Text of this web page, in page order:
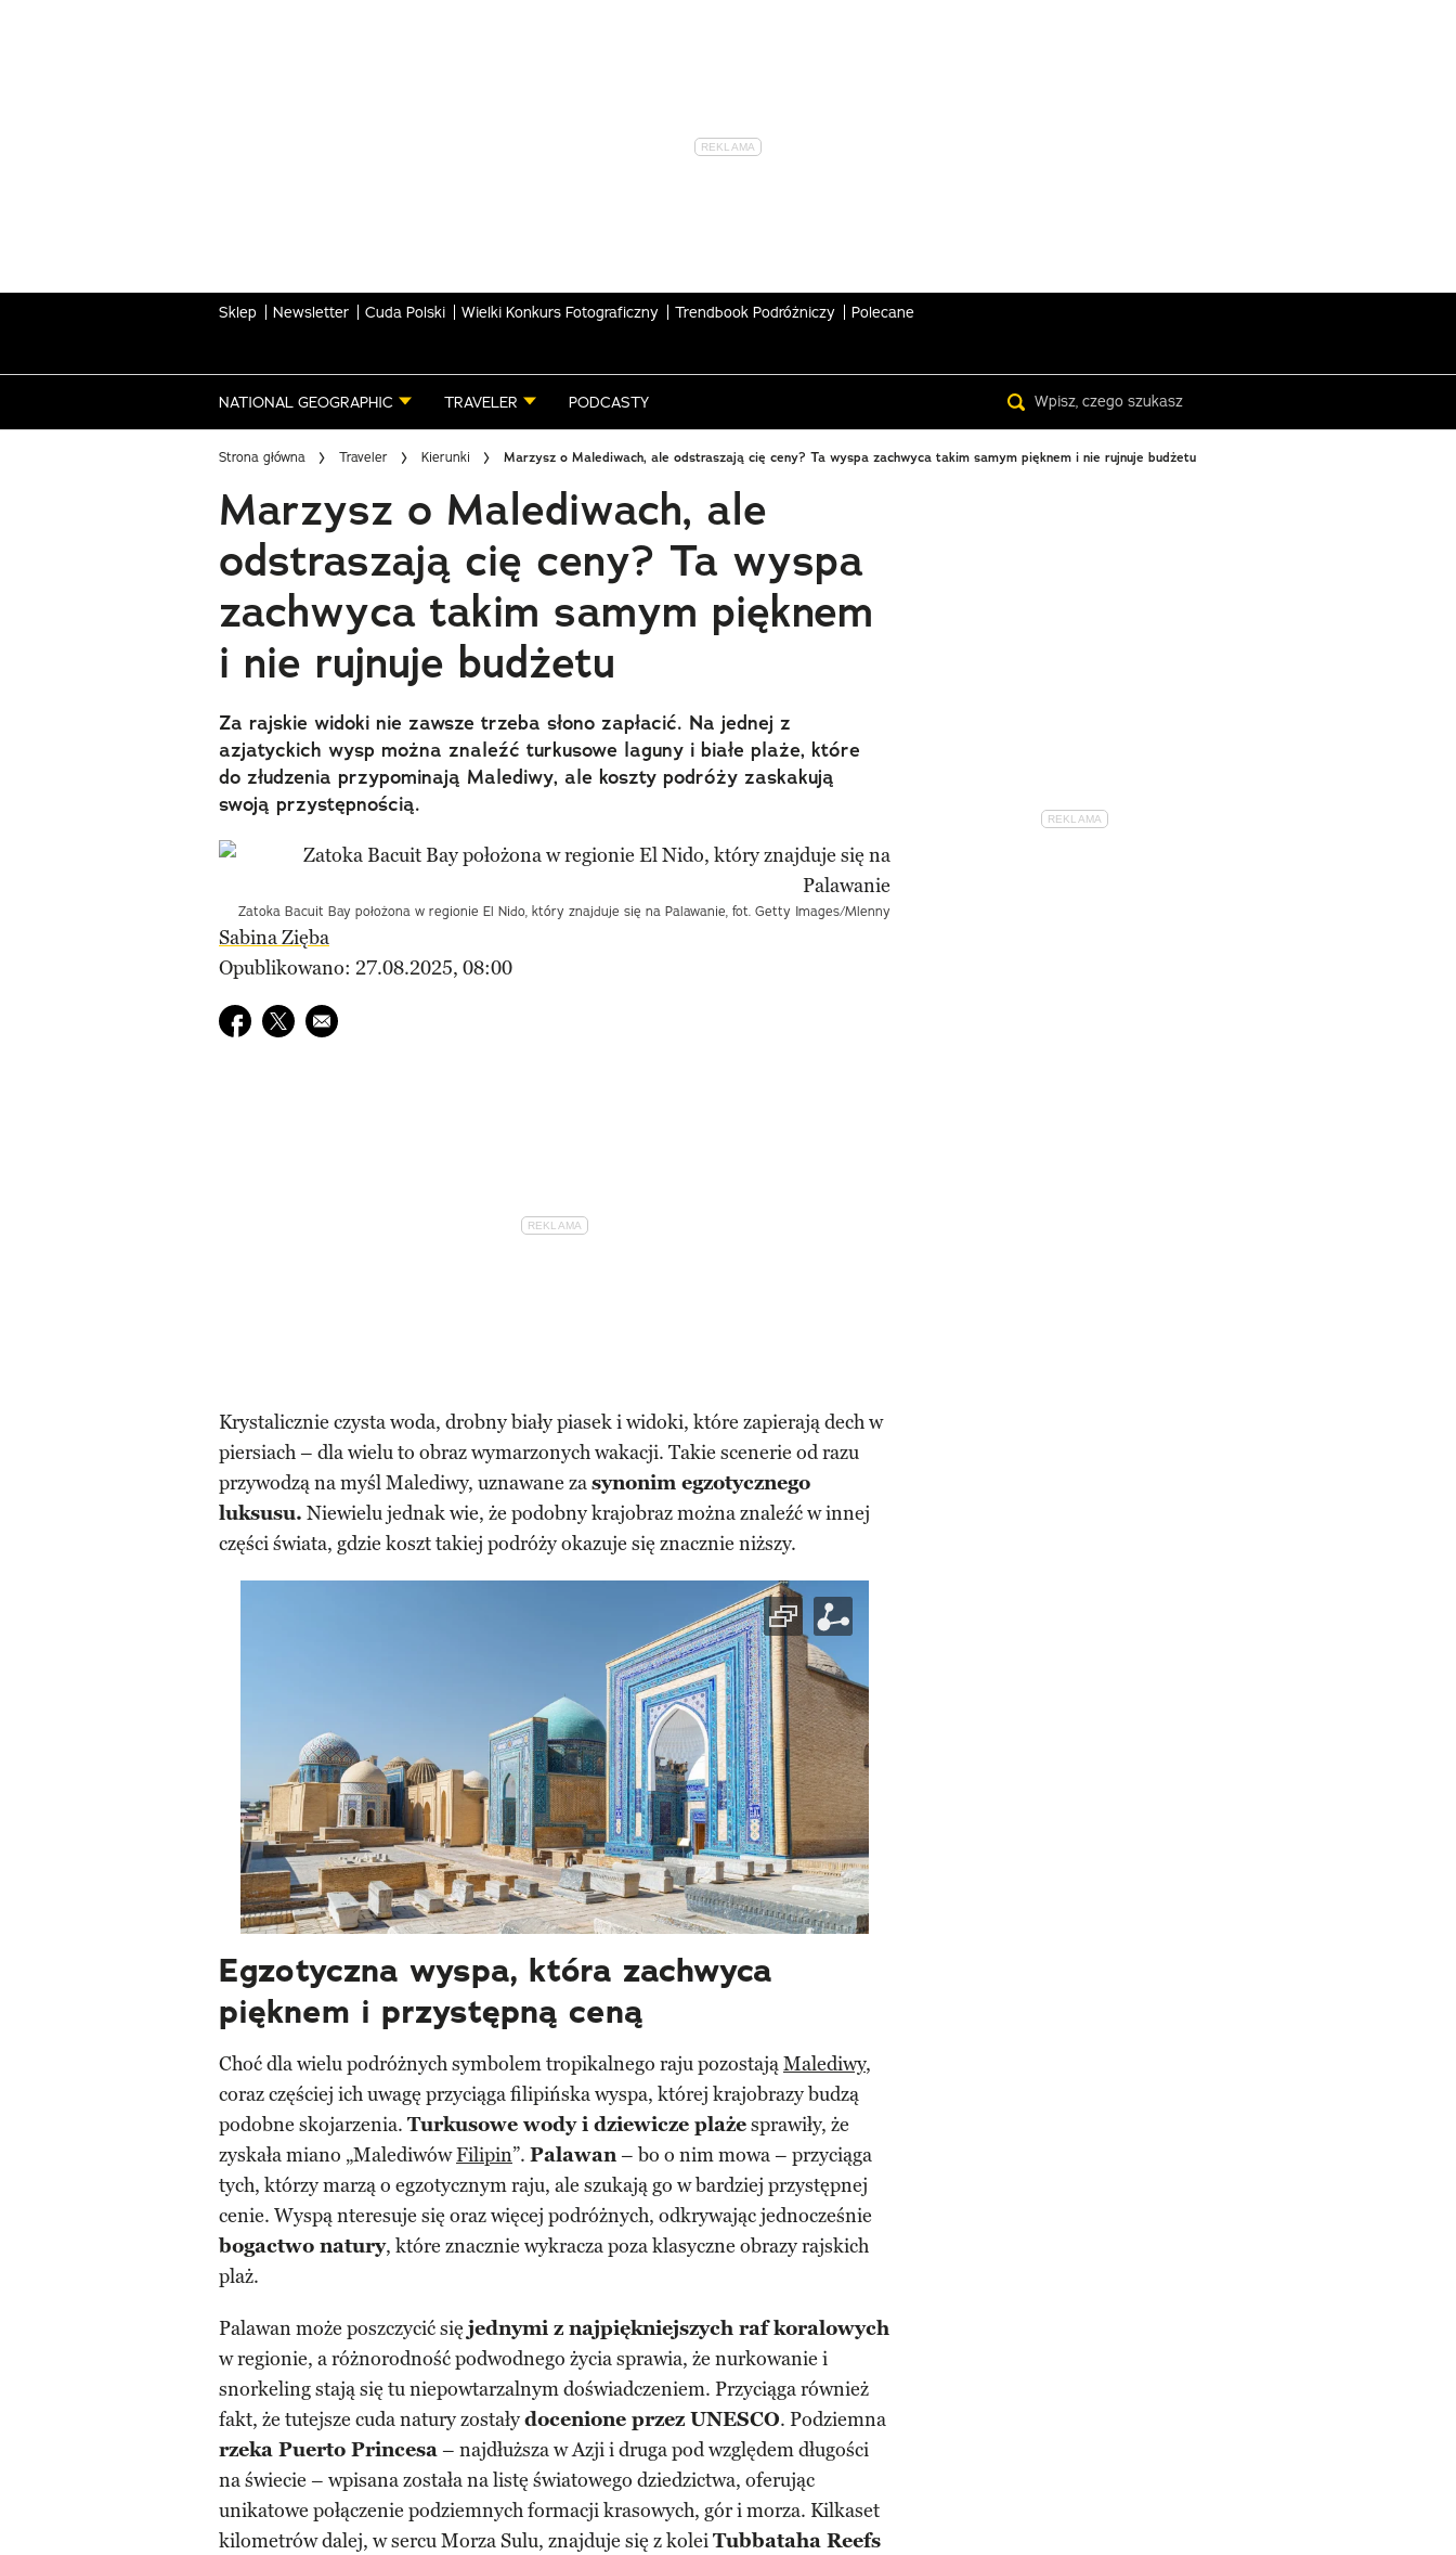
Sklep Newsletter Cuda Polski Wielki Konkurs Fotograficzny Trendbook Podróżniczy Polecane
NATIONAL GEOGRAPHIC TRAVELER PODCASTY
Strona główna Traveler Kierunki Marzysz o Malediwach, ale odstraszają cię ceny? Ta wyspa zachwyca takim samym pięknem i nie rujnuje budżetu
Marzysz o Malediwach, ale
odstraszają cię ceny? Ta wyspa
zachwyca takim samym pięknem
i nie rujnuje budżetu
Za rajskie widoki nie zawsze trzeba słono zapłacić. Na jednej z
azjatyckich wysp można znaleźć turkusowe laguny i białe plaże, które
do złudzenia przypominają Malediwy, ale koszty podróży zaskakują
swoją przystępnością.
Zatoka Bacuit Bay położona w regionie El Nido, który znajduje się na Palawanie, fot. Getty Images/Mlenny
Sabina Zięba
Opublikowano: 27.08.2025, 08:00
Udostępnij na facebook
Udostępnij na twitter
E-mail do przyjaciela
Krystalicznie czysta woda, drobny biały piasek i widoki, które zapierają dech w
piersiach – dla wielu to obraz wymarzonych wakacji. Takie scenerie od razu
przywodzą na myśl Malediwy, uznawane zasynonim egzotycznego
luksusu. Niewielu jednak wie, że podobny krajobraz można znaleźć w innej
części świata, gdzie koszt takiej podróży okazuje się znacznie niższy.
Egzotyczna wyspa, która zachwyca
pięknem i przystępną ceną
Choć dla wielu podróżnych symbolem tropikalnego raju pozostająMalediwy,
coraz częściej ich uwagę przyciąga filipińska wyspa, której krajobrazy budzą
podobne skojarzenia. Turkusowe wody i dziewicze plażesprawiły, że
zyskała miano „MalediwówFilipin”. Palawan– bo o nim mowa – przyciąga
tych, którzy marzą o egzotycznym raju, ale szukają go w bardziej przystępnej
cenie. Wyspą nteresuje się oraz więcej podróżnych, odkrywając jednocześnie
bogactwo natury, które znacznie wykracza poza klasyczne obrazy rajskich
plaż.
Palawan może poszczycić się jednymi z najpiękniejszych raf koralowych
w regionie, a różnorodność podwodnego życia sprawia, że nurkowanie i
snorkeling stają się tu niepowtarzalnym doświadczeniem. Przyciąga również
fakt, że tutejsze cuda natury zostałydocenione przez UNESCO. Podziemna
rzeka Puerto Princesa– najdłuższa w Azji i druga pod względem długości
na świecie – wpisana została na listę światowego dziedzictwa, oferując
unikatowe połączenie podziemnych formacji krasowych, gór i morza. Kilkaset
kilometrów dalej, w sercu Morza Sulu, znajduje się z koleiTubbataha Reefs